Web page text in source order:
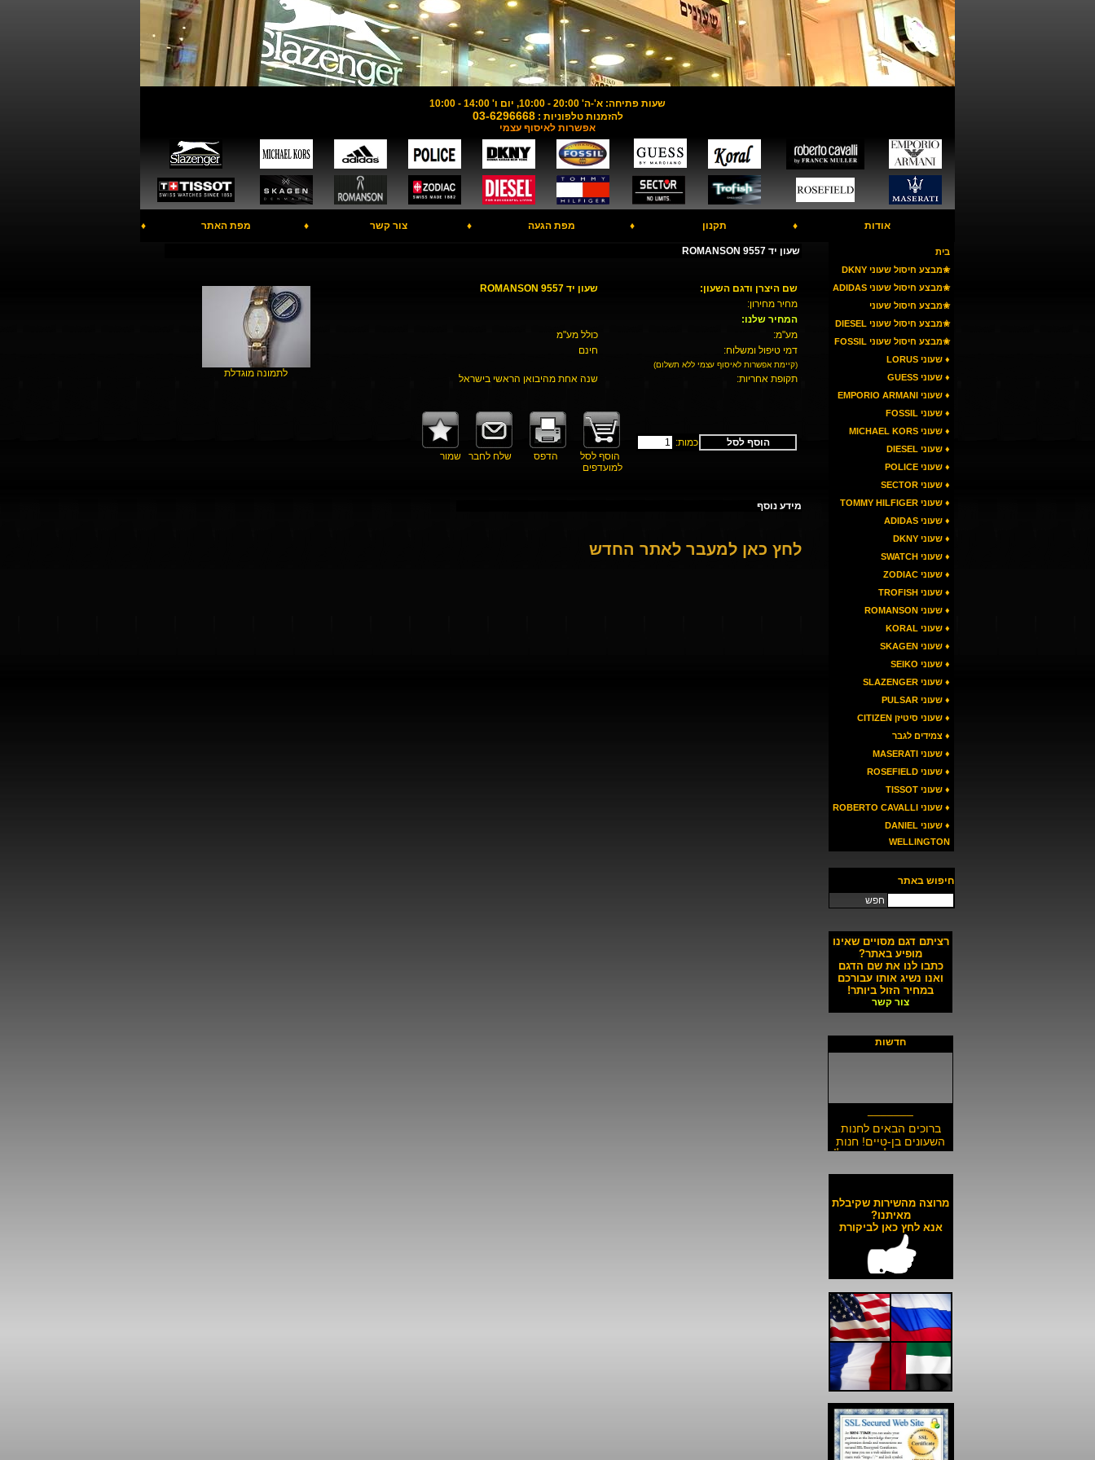
שעות פתיחה: א'-ה' 20:00 - 10:00, יום ו' 14:00 - 10:00
להזמנות טלפוניות :03-6296668
אפשרות לאיסוף עצמי
אודות ♦ תקנון ♦ מפת הגעה ♦ צור קשר ♦ מפת האתר ♦
בית
✬מבצע חיסול שעוני DKNY
✬מבצע חיסול שעוני ADIDAS
✬מבצע חיסול שעוני
ARMANI
✬מבצע חיסול שעוני DIESEL
✬מבצע חיסול שעוני FOSSIL
♦ שעוני LORUS
♦ שעוני GUESS
♦ שעוני EMPORIO ARMANI
♦ שעוני FOSSIL
♦ שעוני MICHAEL KORS
♦ שעוני DIESEL
♦ שעוני POLICE
♦ שעוני SECTOR
♦ שעוני TOMMY HILFIGER
♦ שעוני ADIDAS
♦ שעוני DKNY
♦ שעוני SWATCH
♦ שעוני ZODIAC
♦ שעוני TROFISH
♦ שעוני ROMANSON
♦ שעוני KORAL
♦ שעוני SKAGEN
♦ שעוני SEIKO
♦ שעוני SLAZENGER
♦ שעוני PULSAR
♦ שעוני סיטיזן CITIZEN
♦ צמידים לגבר
♦ שעוני MASERATI
♦ שעוני ROSEFIELD
♦ שעוני TISSOT
♦ שעוני ROBERTO CAVALLI
♦ שעוני DANIEL
WELLINGTON
חיפוש באתר
חפש
רציתם דגם מסויים שאינו
מופיע באתר?
כתבו לנו את שם הדגם
ואנו נשיג אותו עבורכם
במחיר הזול ביותר!
צור קשר
חדשות
_______
ברוכים הבאים לחנות
השעונים בן-טיים! חנות
השעונים הזולה בישראל!
באתר ולכל חלקי הארץ!
__________________
כל השעונים באתר עד 6
תשלומים ללא ריבית!
__________________
האתר מאובטח בהצפנת
SSL מתקדמת
מרוצה מהשירות שקיבלת
מאיתנו?
אנא לחץ כאן לביקורת
שעון יד ROMANSON 9557
שם היצרן ודגם השעון:
שעון יד ROMANSON 9557
מחיר מחירון:
המחיר שלנו:
מע"מ:
כולל מע"מ
דמי טיפול ומשלוח:
חינם
(קיימת אפשרות לאיסוף עצמי ללא תשלום)
תקופת אחריות: שנה אחת מהיבואן הראשי בישראל
הוסף לסל
כמות:
הוסף לסל
הדפס שלח לחבר שמור
למועדפים
לתמונה מוגדלת
מידע נוסף
לחץ כאן למעבר לאתר החדש